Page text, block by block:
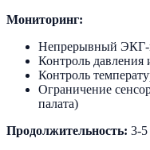
Мониторинг:
Непрерывный ЭКГ-
Контроль давления
Контроль
Ограничение
палата)
Продолжительность: 3-5